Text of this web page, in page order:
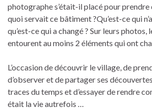
photographe s’était-il placé pour prendre
quoi servait ce bâtiment ?Qu’est-ce qui
qu’est-ce qui a changé ? Sur leurs photos,
entourent au moins 2 éléments qui ont
L’occasion de découvrir le village, de
d’observer et de partager ses
traces du temps et d’essayer de rendre
était la vie autrefois …